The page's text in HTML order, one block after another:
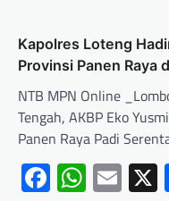
‎Kapolres Loteng
Provinsi Panen Raya
NTB MPN Online
Tengah, AKBP Eko
Panen Raya Padi
Facebook